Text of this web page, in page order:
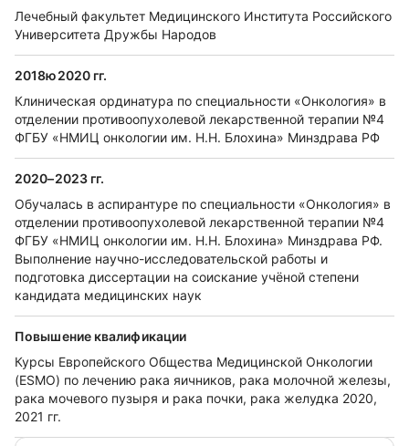
Лечебный факультет Медицинского Института Российского
Университета Дружбы Народов
2018ю2020 гг.
Клиническая ординатура по специальности «Онкология» в
отделении противоопухолевой лекарственной терапии №4
ФГБУ «НМИЦ онкологии им. Н.Н. Блохина» Минздрава РФ
2020–2023 гг.
Обучалась в аспирантуре по специальности «Онкология» в
отделении противоопухолевой лекарственной терапии №4
ФГБУ «НМИЦ онкологии им. Н.Н. Блохина» Минздрава РФ.
Выполнение научно-исследовательской работы и
подготовка диссертации на соискание учёной степени
кандидата медицинских наук
Повышение квалификации
Курсы Европейского Общества Медицинской Онкологии
(ESMO) по лечению рака яичников, рака молочной железы,
рака мочевого пузыря и рака почки, рака желудка 2020,
2021 гг.